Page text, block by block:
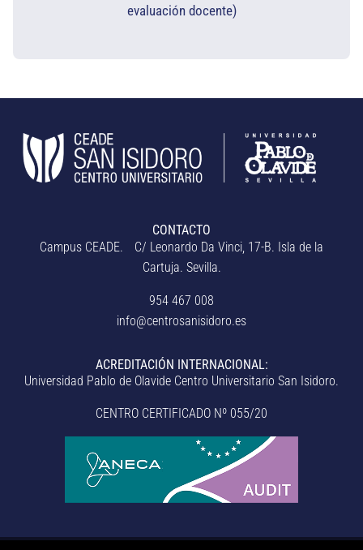
evaluación docente)​
CONTACTO
Campus CEADE. C/ Leonardo Da Vinci, 17-B. Isla de la
Cartuja. Sevilla.
954 467 008
info@centrosanisidoro.es
ACREDITACIÓN INTERNACIONAL:
Universidad Pablo de Olavide Centro Universitario San Isidoro.
CENTRO CERTIFICADO Nº 055/20